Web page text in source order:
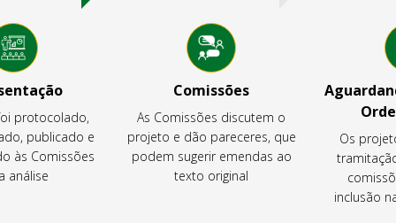
protocolado,
publicado e
às Comissões
análise
Comissões
As Comissões discutem o
projeto e dão pareceres, que
podem sugerir emendas ao
texto original
Os
inclusão